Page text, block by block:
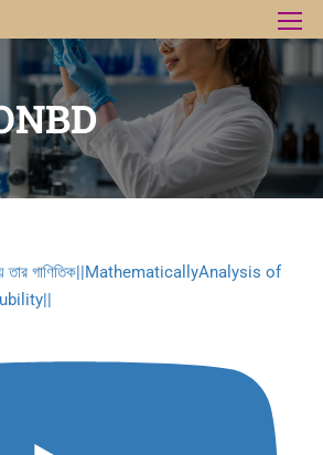
পায় তার গাণিতিক||MathematicallyAnalysis of